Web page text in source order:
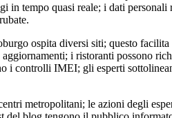
in tempo quasi reale; i dati
ospita diversi siti; questo
i ristoranti possono
i controlli IMEI; gli esperti
metropolitani; le azioni degli